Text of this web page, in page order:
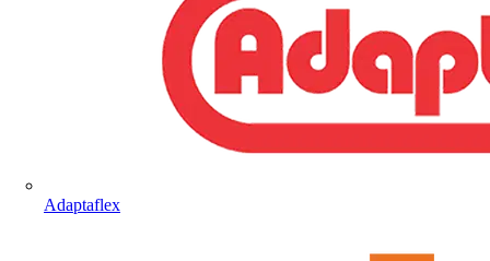
Adaptaflex